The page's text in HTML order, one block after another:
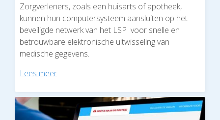
Zorgverleners, zoals een huisarts of apotheek,
kunnen hun computersysteem aansluiten op het
beveiligde netwerk van het LSP voor snelle en
betrouwbare elektronische uitwisseling van
medische gegevens.
Lees meer